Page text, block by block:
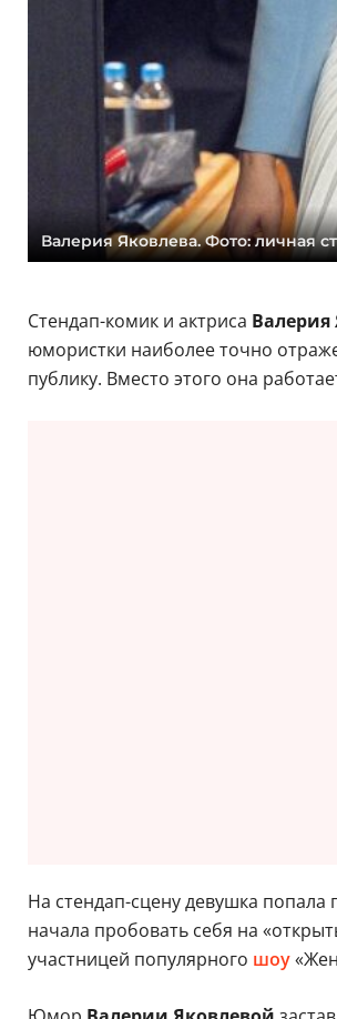
Валерия Яковлева. Фото: личная
Стендап-комик и актриса Валерия
юмористки наиболее точно
публику. Вместо этого она
На стендап-сцену девушка
начала пробовать себя на
участницей популярного шоу